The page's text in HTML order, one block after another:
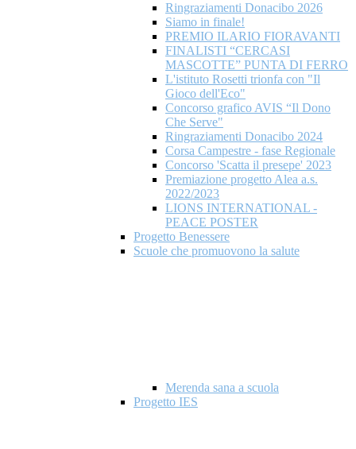
Ringraziamenti Donacibo 2026
Siamo in finale!
PREMIO ILARIO FIORAVANTI
FINALISTI “CERCASI
MASCOTTE” PUNTA DI FERRO
L'istituto Rosetti trionfa con "Il
Gioco dell'Eco"
Concorso grafico AVIS “Il Dono
Che Serve"
Ringraziamenti Donacibo 2024
Corsa Campestre - fase Regionale
Concorso 'Scatta il presepe' 2023
Premiazione progetto Alea a.s.
2022/2023
LIONS INTERNATIONAL -
PEACE POSTER
Progetto Benessere
Scuole che promuovono la salute
Merenda sana a scuola
Progetto IES